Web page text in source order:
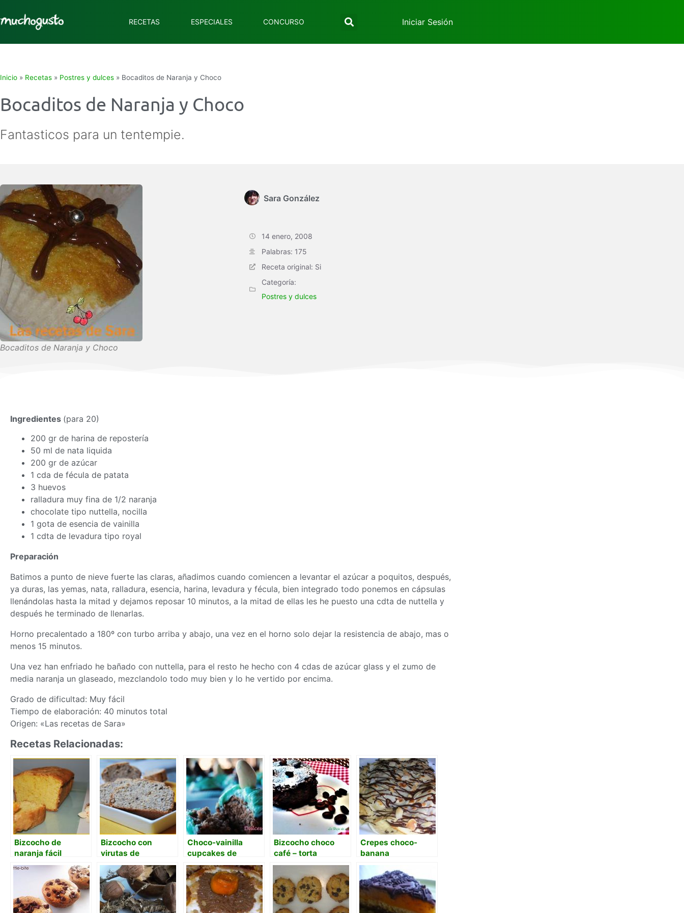
RECETAS ESPECIALES CONCURSO Iniciar Sesión
Inicio » Recetas » Postres y dulces » Bocaditos de Naranja y Choco
Bocaditos de Naranja y Choco
Fantasticos para un tentempie.
Bocaditos de Naranja y Choco
Sara González
14 enero, 2008
Palabras: 175
Receta original: Si
Categoría:
Postres y dulces
Ingredientes (para 20)
200 gr de harina de repostería
50 ml de nata liquida
200 gr de azúcar
1 cda de fécula de patata
3 huevos
ralladura muy fina de 1/2 naranja
chocolate tipo nuttella, nocilla
1 gota de esencia de vainilla
1 cdta de levadura tipo royal
Preparación
Batimos a punto de nieve fuerte las claras, añadimos cuando comiencen a levantar el azúcar a poquitos, después,
ya duras, las yemas, nata, ralladura, esencia, harina, levadura y fécula, bien integrado todo ponemos en cápsulas
llenándolas hasta la mitad y dejamos reposar 10 minutos, a la mitad de ellas les he puesto una cdta de nuttella y
después he terminado de llenarlas.
Horno precalentado a 180º con turbo arriba y abajo, una vez en el horno solo dejar la resistencia de abajo, mas o
menos 15 minutos.
Una vez han enfriado he bañado con nuttella, para el resto he hecho con 4 cdas de azúcar glass y el zumo de
media naranja un glaseado, mezclandolo todo muy bien y lo he vertido por encima.
Grado de dificultad: Muy fácil
Tiempo de elaboración: 40 minutos total
Origen: «Las recetas de Sara»
Recetas Relacionadas:
Bizcocho de
naranja fácil
Bizcocho con
virutas de
chocolate y polvo
de naranja
Choco-vainilla
cupcakes de
pascua
Bizcocho choco
café – torta
cioccocaffé
Crepes choco-
banana